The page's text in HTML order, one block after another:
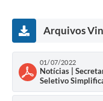
Arquivos
01/07/2022
Notícias |
Seletivo